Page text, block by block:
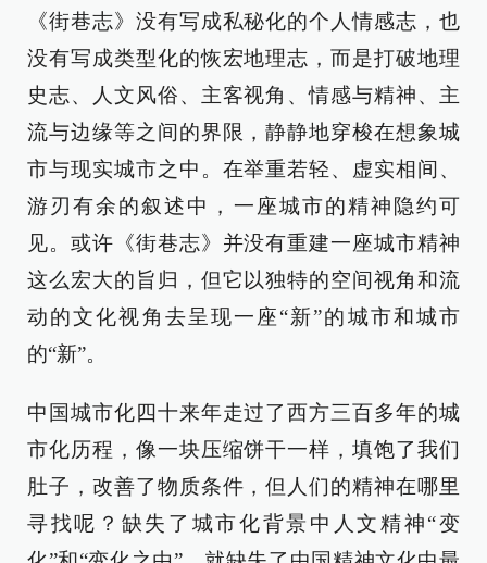
《街巷志》没有写成私秘化的个人情感志，也
没有写成类型化的恢宏地理志，而是打破地理
史志、人文风俗、主客视角、情感与精神、主
流与边缘等之间的界限，静静地穿梭在想象城
市与现实城市之中。在举重若轻、虚实相间、
游刃有余的叙述中，一座城市的精神隐约可
见。或许《街巷志》并没有重建一座城市精神
这么宏大的旨归，但它以独特的空间视角和流
动的文化视角去呈现一座“新”的城市和城市
的“新”。
中国城市化四十来年走过了西方三百多年的城
市化历程，像一块压缩饼干一样，填饱了我们
肚子，改善了物质条件，但人们的精神在哪里
寻找呢？缺失了城市化背景中人文精神“变